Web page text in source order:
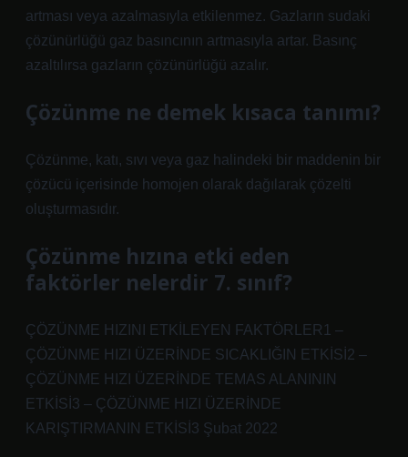
artması veya azalmasıyla etkilenmez. Gazların sudaki
çözünürlüğü gaz basıncının artmasıyla artar. Basınç
azaltılırsa gazların çözünürlüğü azalır.
Çözünme ne demek kısaca tanımı?
Çözünme, katı, sıvı veya gaz halindeki bir maddenin bir
çözücü içerisinde homojen olarak dağılarak çözelti
oluşturmasıdır.
Çözünme hızına etki eden
faktörler nelerdir 7. sınıf?
ÇÖZÜNME HIZINI ETKİLEYEN FAKTÖRLER1 –
ÇÖZÜNME HIZI ÜZERİNDE SICAKLIĞIN ETKİSİ2 –
ÇÖZÜNME HIZI ÜZERİNDE TEMAS ALANININ
ETKİSİ3 – ÇÖZÜNME HIZI ÜZERİNDE
KARIŞTIRMANIN ETKİSİ3 Şubat 2022